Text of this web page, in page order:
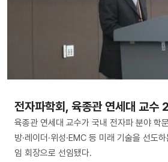
전자파학회, 육종관 연세대 교수
육종관 연세대 교수가 국내 전자파 분야 학
방·레이더·위성·EMC 등 미래 기술을 선도
임 회장으로 선임됐다.